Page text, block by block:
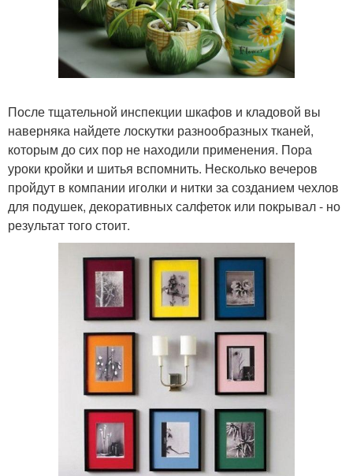
После тщательной инспекции шкафов и кладовой вы
наверняка найдете лоскутки разнообразных тканей,
которым до сих пор не находили применения. Пора
уроки кройки и шитья вспомнить. Несколько вечеров
пройдут в компании иголки и нитки за созданием чехлов
для подушек, декоративных салфеток или покрывал - но
результат того стоит.